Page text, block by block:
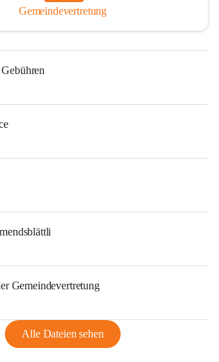
Gemeindevertretung
Gemeindevertretung
Alle Dateien sehen